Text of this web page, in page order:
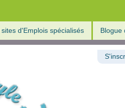
d'Emplois spécialisés Blogue